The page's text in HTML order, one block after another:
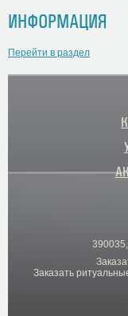
ИНФОРМАЦИЯ
Перейти в раздел
Заказать